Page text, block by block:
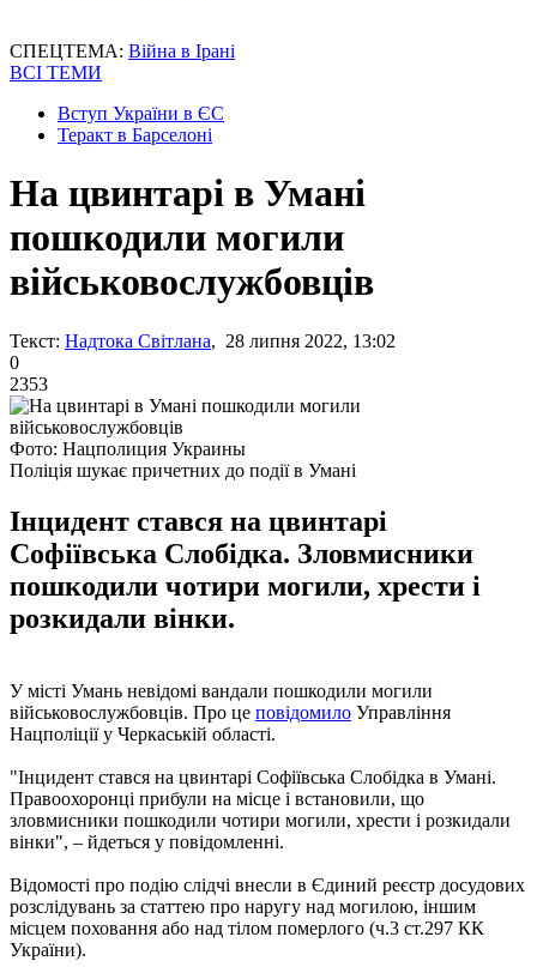
СПЕЦТЕМА: Війна в Ірані
ВСІ ТЕМИ
Вступ України в ЄС
Теракт в Барселоні
На цвинтарі в Умані
пошкодили могили
військовослужбовців
Текст: Надтока Світлана, 28 липня 2022, 13:02
0
2353
Фото: Нацполиция Украины
Поліція шукає причетних до події в Умані
Інцидент стався на цвинтарі
Софіївська Слобідка. Зловмисники
пошкодили чотири могили, хрести і
розкидали вінки.
У місті Умань невідомі вандали пошкодили могили
військовослужбовців. Про це повідомило Управління
Нацполіції у Черкаській області.
"Інцидент стався на цвинтарі Софіївська Слобідка в Умані.
Правоохоронці прибули на місце і встановили, що
зловмисники пошкодили чотири могили, хрести і розкидали
вінки", – йдеться у повідомленні.
Відомості про подію слідчі внесли в Єдиний реєстр досудових
розслідувань за статтею про наругу над могилою, іншим
місцем поховання або над тілом померлого (ч.3 ст.297 КК
України).